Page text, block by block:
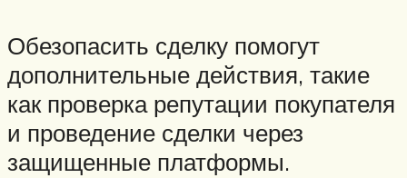
Обезопасить сделку помогут
дополнительные действия, такие
как проверка репутации покупателя
и проведение сделки через
защищенные платформы.